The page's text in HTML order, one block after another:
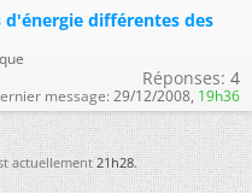
différentes des
Réponses: 4
message: 29/12/2008, 19h36
actuellement21h28.